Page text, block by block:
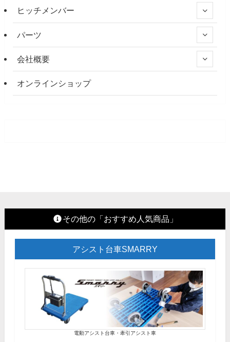
ヒッチメンバー
パーツ
会社概要
オンラインショップ
その他の「おすすめ人気商品」
アシスト台車SMARRY
電動アシスト台車・牽引アシスト車